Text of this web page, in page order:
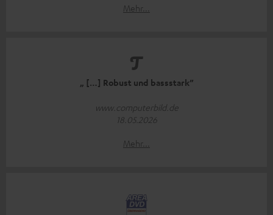
Mehr...
„ […] Robust und bassstark”
www.computerbild.de
18.05.2026
Mehr...